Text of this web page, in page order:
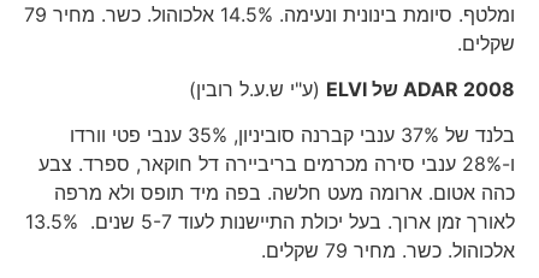
ומלטף. סיומת בינונית ונעימה. 14.5% אלכוהול. כשר. מחיר 79
שקלים.
ADAR2008 של ELVI(ע"י ש.ע.ל רובין)
בלנד של 37% ענבי קברנה סוביניון, 35% ענבי פטי וורדו
ו-28% ענבי סירה מכרמים בריביירה דל חוקאר, ספרד. צבע
כהה אטום. ארומה מעט חלשה. בפה מיד תופס ולא מרפה
לאורך זמן ארוך. בעל יכולת התיישנות לעוד 5-7 שנים. 13.5%
אלכוהול. כשר. מחיר 79 שקלים.